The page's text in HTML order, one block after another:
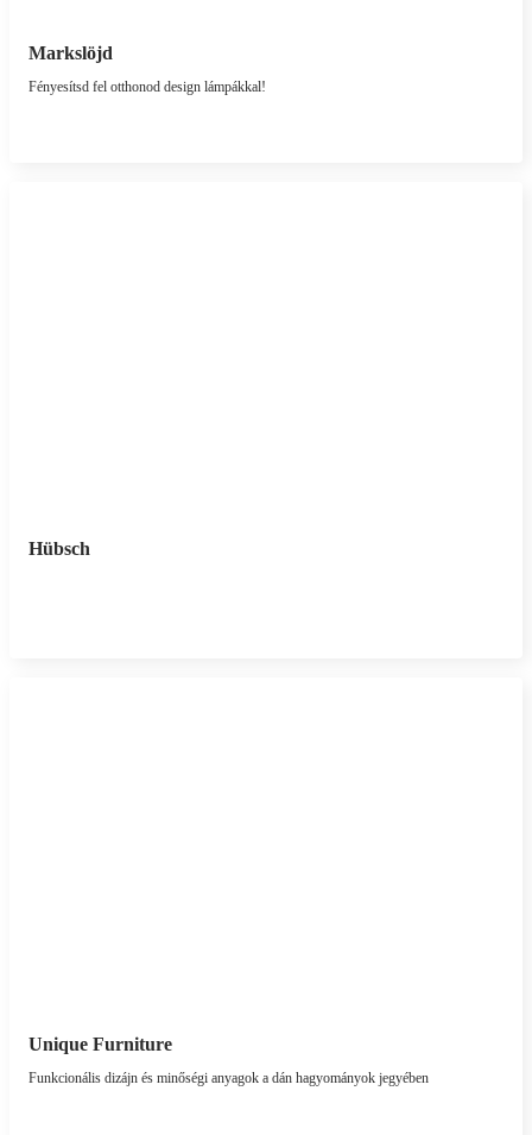
Markslöjd
Fényesítsd fel otthonod design lámpákkal!
Hübsch
Unique Furniture
Funkcionális dizájn és minőségi anyagok a dán hagyományok jegyében